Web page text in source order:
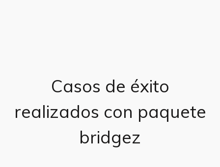
Casos de éxito
realizados con paquete
bridgez